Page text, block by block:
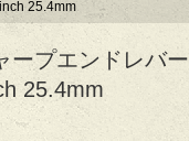
25.4mm
ープエンドレバー
25.4mm